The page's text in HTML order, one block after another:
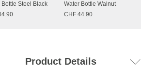
Bottle Steel Black
Water Bottle Walnut
CHF 44.90
Product Details